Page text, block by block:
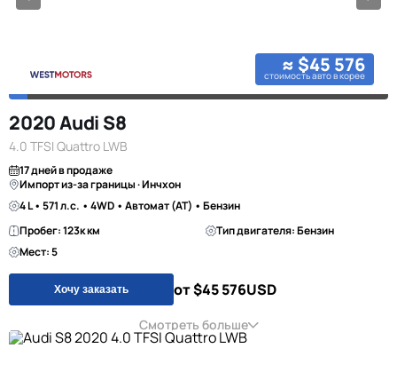
≈ $45 576
стоимость авто в корее
2020 Audi S8
4.0 TFSI Quattro LWB
17 дней в продаже
Импорт из-за границы · Инчхон
4 L • 571 л.с. • 4WD • Автомат (AT) • Бензин
Пробег: 123к км
Тип двигателя: Бензин
Мест: 5
Хочу заказать от $45 576USD
Смотреть больше